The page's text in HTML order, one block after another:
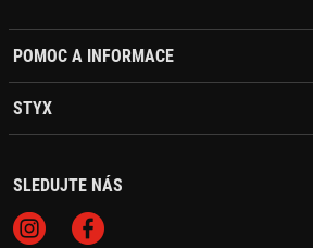
POMOC A INFORMACE
STYX
SLEDUJTE NÁS